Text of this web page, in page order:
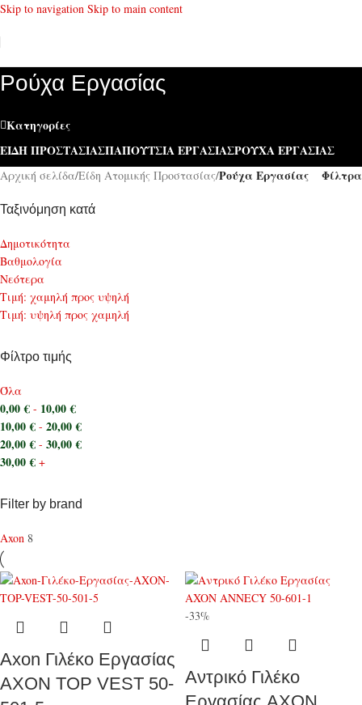
Skip to navigation Skip to main content
Ρούχα Εργασίας
Κατηγορίες
ΕΊΔΗ ΠΡΟΣΤΑΣΊΑΣΠΑΠΟΎΤΣΙΑ ΕΡΓΑΣΊΑΣΡΟΎΧΑ ΕΡΓΑΣΊΑΣ
Αρχική σελίδα/Είδη Ατομικής Προστασίας/Ρούχα Εργασίας Φίλτρα
Ταξινόμηση κατά
Δημοτικότητα
Bαθμολογία
Νεότερα
Τιμή: χαμηλή προς υψηλή
Τιμή: υψηλή προς χαμηλή
Φίλτρο τιμής
Όλα
0,00€ - 10,00€
10,00€ - 20,00€
20,00€ - 30,00€
30,00€ +
Filter by brand
Axon 8
Axon Γιλέκο Εργασίας
ΑΧΟΝ TOP VEST 50-
-33%
Αντρικό Γιλέκο